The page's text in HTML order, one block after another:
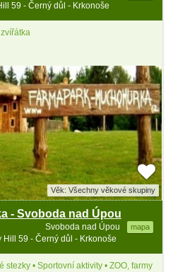
59 - Černý důl - Krkonoše
Věk: Všechny věkové skupiny
- Svoboda nad Úpou
Svoboda nad Úpou mapa
59 - Černý důl - Krkonoše
• Sportovní aktivity • ZOO, farmy